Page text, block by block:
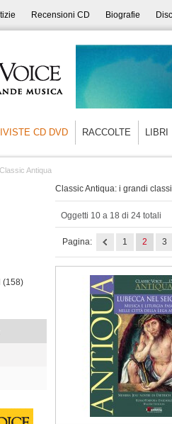
Recensioni CD Biografie
CD DVD RACCOLTE LIBRI
Classic Antiqua
(158)
Classic Antiqua: i grandi
Oggetti 10 a 18 di 24 totali
Pagina: 1 2 3